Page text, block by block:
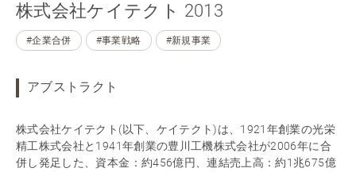
株式会社ケイテクト 2013
#企業合併 #事業戦略 #新規事業
アブストラクト
株式会社ケイテクト(以下、ケイテクト)は、1921年創業の光栄
精工株式会社と1941年創業の豊川工機株式会社が2006年に合
併し発足した、資本金：約456億円、連結売上高：約1兆675億